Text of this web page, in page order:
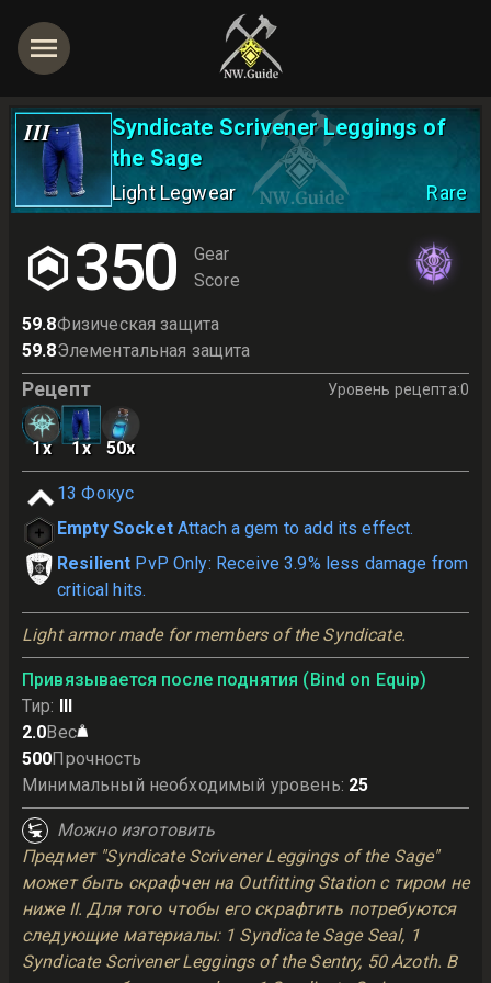
III
Syndicate Scrivener Leggings of
the Sage
Light Legwear Rare
350
Gear
Score
59.8Физическая защита
59.8Элементальная защита
Рецепт Уровень рецепта:0
1x 1x 50x
13 Фокус
Empty Socket Attach a gem to add its effect.
Resilient PvP Only: Receive 3.9% less damage from
critical hits.
Light armor made for members of the Syndicate.
Привязывается после поднятия (Bind on Equip)
Тир: III
2.0Вес
500Прочность
Минимальный необходимый уровень: 25
Можно изготовить
Предмет "Syndicate Scrivener Leggings of the Sage"
может быть скрафчен на Outfitting Station с тиром не
ниже II. Для того чтобы его скрафтить потребуются
следующие материалы: 1 Syndicate Sage Seal, 1
Syndicate Scrivener Leggings of the Sentry, 50 Azoth. В